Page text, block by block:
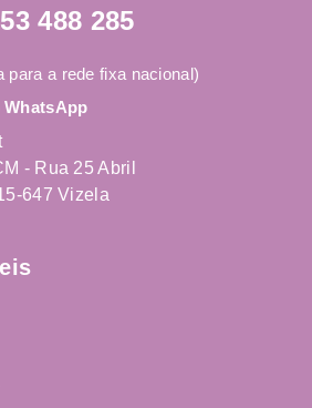
488 285
para a rede fixa nacional)
WhatsApp
- Rua 25 Abril
647 Vizela